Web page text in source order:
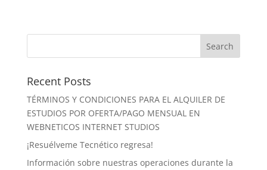
Recent Posts
TÉRMINOS Y CONDICIONES PARA EL ALQUILER DE
ESTUDIOS POR OFERTA/PAGO MENSUAL EN
WEBNETICOS INTERNET STUDIOS
¡Resuélveme Tecnético regresa!
Información sobre nuestras operaciones durante la